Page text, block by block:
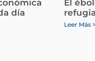
día
El
Leer Más